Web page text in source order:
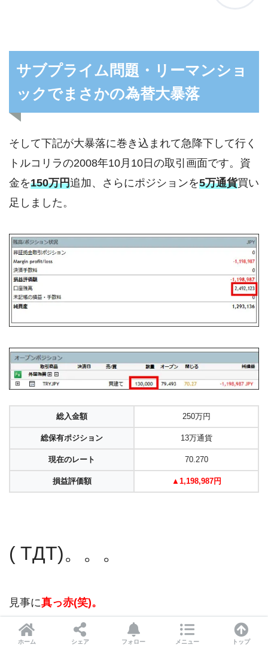
サブプライム問題・リーマンショ
ックでまさかの為替大暴落
そして下記が大暴落に巻き込まれて急降下して行く
トルコリラの2008年10月10日の取引画面です。資
金を150万円追加、さらにポジションを5万通貨買い
足しました。
総入金額 250万円
総保有ポジション 13万通貨
現在のレート 70.270
損益評価額 ▲ 1,198,987円
( TДT)。。。
見事に真っ赤(笑)。
プラス70万からマイナス120万に、まさに天国と地
ホーム シェア フォロー メニュー トップ